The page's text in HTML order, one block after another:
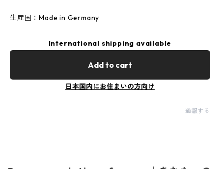
生産国：Made in Germany
International shipping available
Add to cart
日本国内にお住まいの方向け
通報する